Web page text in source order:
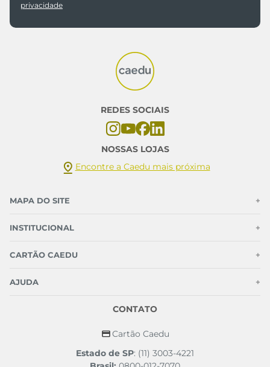
privacidade
REDES SOCIAIS
NOSSAS LOJAS
Encontre a Caedu mais próxima
MAPA DO SITE +
INSTITUCIONAL +
CARTÃO CAEDU +
AJUDA +
CONTATO
Cartão Caedu
Estado de SP: (11) 3003-4221